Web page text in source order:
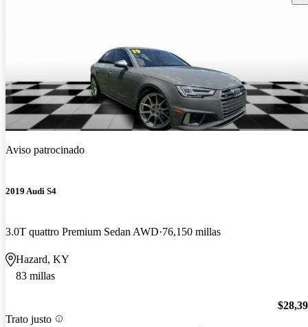
Aviso patrocinado
2019 Audi S4
3.0T quattro Premium Sedan AWD 76,150 millas
Hazard, KY
83 millas
Trato justo